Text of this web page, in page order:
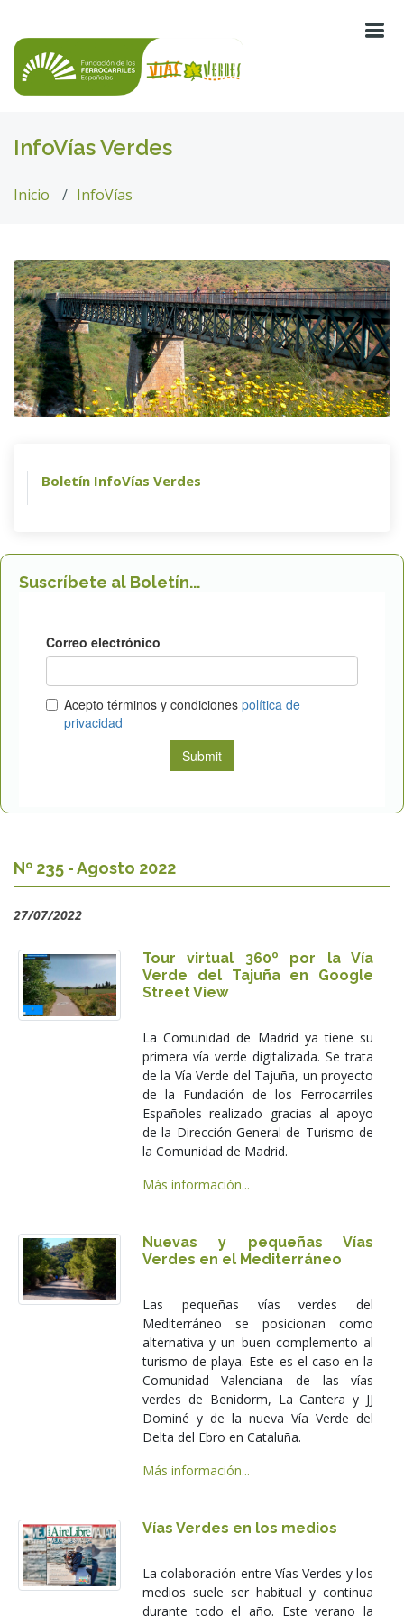
InfoVías Verdes
Inicio InfoVías
Boletín InfoVías Verdes
Suscríbete al Boletín...
Nº 235 - Agosto 2022
27/07/2022
Tour virtual 360º por la Vía
Verde del Tajuña en Google
Street View
La Comunidad de Madrid ya tiene su
primera vía verde digitalizada. Se trata
de la Vía Verde del Tajuña, un proyecto
de la Fundación de los Ferrocarriles
Españoles realizado gracias al apoyo
de la Dirección General de Turismo de
la Comunidad de Madrid.
Más información...
Nuevas y pequeñas Vías
Verdes en el Mediterráneo
Las pequeñas vías verdes del
Mediterráneo se posicionan como
alternativa y un buen complemento al
turismo de playa. Este es el caso en la
Comunidad Valenciana de las vías
verdes de Benidorm, La Cantera y JJ
Dominé y de la nueva Vía Verde del
Delta del Ebro en Cataluña.
Más información...
Vías Verdes en los medios
La colaboración entre Vías Verdes y los
medios suele ser habitual y continua
durante todo el año. Este verano la